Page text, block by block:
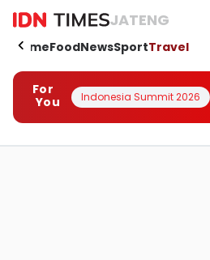
JATENG
HomeFoodNewsSportTravel
For
You
Indonesia Summit 2026